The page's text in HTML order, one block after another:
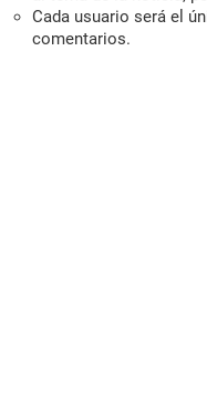
Cada usuario será el
comentarios.